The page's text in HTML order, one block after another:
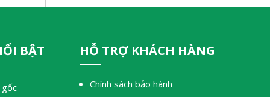
BẬT HỖ TRỢ KHÁCH HÀNG
Chính sách bảo hành